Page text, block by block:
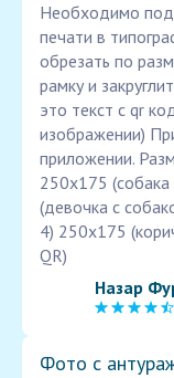
Необходимо
печати в
обрезать по
рамку и
это текст с qr
изображении)
приложении.
250х175
(девочка с
4) 250х175
QR)
Назар
Фото с